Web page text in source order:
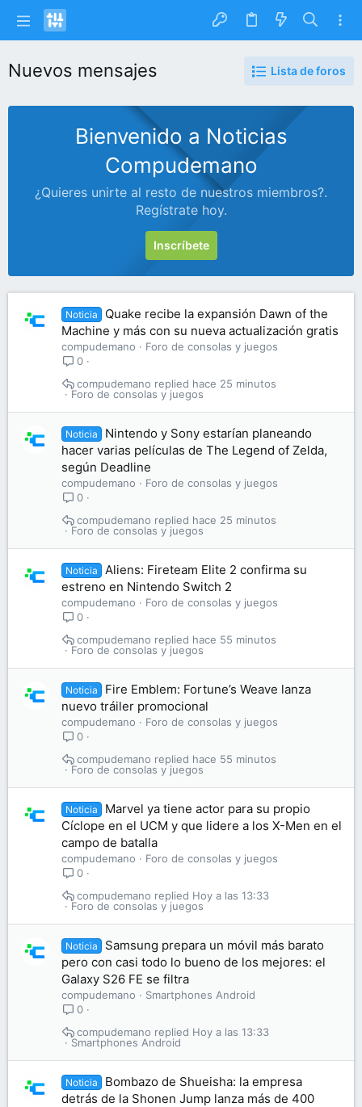
Nuevos mensajes Lista de foros
Bienvenido a Noticias
Compudemano
¿Quieres unirte al resto de nuestros miembros?.
Regístrate hoy.
Inscríbete
Noticia
Quake recibe la expansión Dawn of the
Machine y más con su nueva actualización gratis
compudemano
Foro de consolas y juegos
0
Foro de consolas y juegos
hace 25 minutos
compudemano
Noticia
Nintendo y Sony estarían planeando
hacer varias películas de The Legend of Zelda,
según Deadline
compudemano
Foro de consolas y juegos
0
Foro de consolas y juegos
hace 25 minutos
compudemano
Noticia
Aliens: Fireteam Elite 2 confirma su
estreno en Nintendo Switch 2
compudemano
Foro de consolas y juegos
0
Foro de consolas y juegos
hace 55 minutos
compudemano
Noticia
Fire Emblem: Fortune’s Weave lanza
nuevo tráiler promocional
compudemano
Foro de consolas y juegos
0
Foro de consolas y juegos
hace 55 minutos
compudemano
Noticia
Marvel ya tiene actor para su propio
Cíclope en el UCM y que lidere a los X-Men en el
campo de batalla
compudemano
Foro de consolas y juegos
0
Foro de consolas y juegos
Hoy a las 13:33
compudemano
Noticia
Samsung prepara un móvil más barato
pero con casi todo lo bueno de los mejores: el
Galaxy S26 FE se filtra
compudemano
Smartphones Android
0
Smartphones Android
Hoy a las 13:33
compudemano
Noticia
Bombazo de Shueisha: la empresa
detrás de la Shonen Jump lanza más de 400